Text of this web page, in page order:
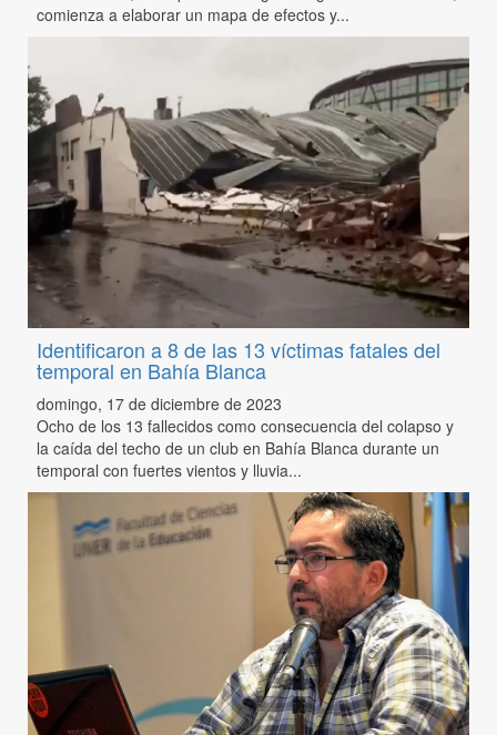
comienza a elaborar un mapa de efectos y...
Identificaron a 8 de las 13 víctimas fatales del
temporal en Bahía Blanca
domingo, 17 de diciembre de 2023
Ocho de los 13 fallecidos como consecuencia del colapso y
la caída del techo de un club en Bahía Blanca durante un
temporal con fuertes vientos y lluvia...